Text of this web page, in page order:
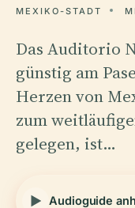
MEXIKO-STADT
Das Auditorio
günstig am
Herzen von
zum
gelegen, ist…
Audioguide